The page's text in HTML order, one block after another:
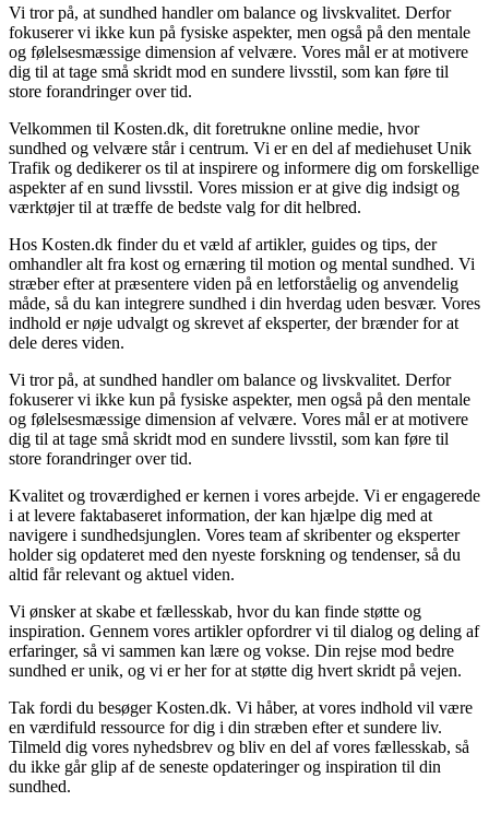
Vi tror på, at sundhed handler om balance og livskvalitet. Derfor
fokuserer vi ikke kun på fysiske aspekter, men også på den mentale
og følelsesmæssige dimension af velvære. Vores mål er at motivere
dig til at tage små skridt mod en sundere livsstil, som kan føre til
store forandringer over tid.
Velkommen til Kosten.dk, dit foretrukne online medie, hvor
sundhed og velvære står i centrum. Vi er en del af mediehuset Unik
Trafik og dedikerer os til at inspirere og informere dig om forskellige
aspekter af en sund livsstil. Vores mission er at give dig indsigt og
værktøjer til at træffe de bedste valg for dit helbred.
Hos Kosten.dk finder du et væld af artikler, guides og tips, der
omhandler alt fra kost og ernæring til motion og mental sundhed. Vi
stræber efter at præsentere viden på en letforståelig og anvendelig
måde, så du kan integrere sundhed i din hverdag uden besvær. Vores
indhold er nøje udvalgt og skrevet af eksperter, der brænder for at
dele deres viden.
Vi tror på, at sundhed handler om balance og livskvalitet. Derfor
fokuserer vi ikke kun på fysiske aspekter, men også på den mentale
og følelsesmæssige dimension af velvære. Vores mål er at motivere
dig til at tage små skridt mod en sundere livsstil, som kan føre til
store forandringer over tid.
Kvalitet og troværdighed er kernen i vores arbejde. Vi er engagerede
i at levere faktabaseret information, der kan hjælpe dig med at
navigere i sundhedsjunglen. Vores team af skribenter og eksperter
holder sig opdateret med den nyeste forskning og tendenser, så du
altid får relevant og aktuel viden.
Vi ønsker at skabe et fællesskab, hvor du kan finde støtte og
inspiration. Gennem vores artikler opfordrer vi til dialog og deling af
erfaringer, så vi sammen kan lære og vokse. Din rejse mod bedre
sundhed er unik, og vi er her for at støtte dig hvert skridt på vejen.
Tak fordi du besøger Kosten.dk. Vi håber, at vores indhold vil være
en værdifuld ressource for dig i din stræben efter et sundere liv.
Tilmeld dig vores nyhedsbrev og bliv en del af vores fællesskab, så
du ikke går glip af de seneste opdateringer og inspiration til din
sundhed.